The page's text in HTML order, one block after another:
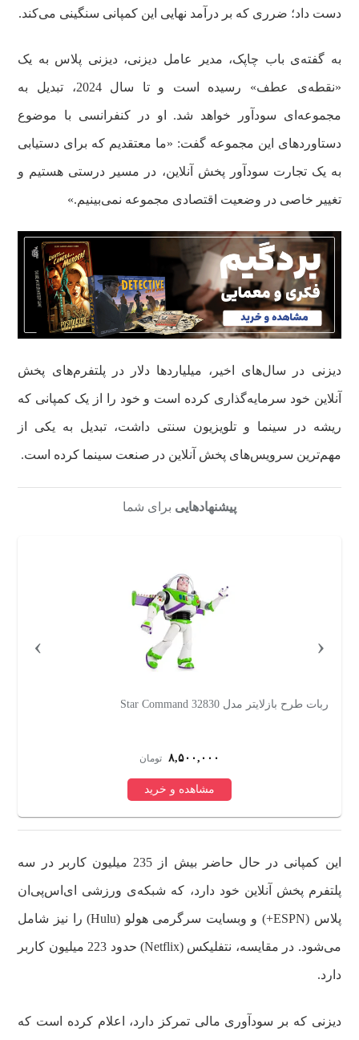
دست داد؛ ضرری که بر درآمد نهایی این کمپانی سنگینی می‌کند.
به گفته‌ی باب چاپک، مدیر عامل دیزنی، دیزنی پلاس به یک
«نقطه‌ی عطف» رسیده است و تا سال 2024، تبدیل به
مجموعه‌ای سودآور خواهد شد. او در کنفرانسی با موضوع
دستاوردهای این مجموعه گفت: «ما معتقدیم که برای دستیابی
به یک تجارت سودآور پخش آنلاین، در مسیر درستی هستیم و
تغییر خاصی در وضعیت اقتصادی مجموعه نمی‌بینیم.»
دیزنی در سال‌های اخیر، میلیاردها دلار در پلتفرم‌های پخش
آنلاین خود سرمایه‌گذاری کرده است و خود را از یک کمپانی که
ریشه در سینما و تلویزیون سنتی داشت، تبدیل به یکی از
مهم‌ترین سرویس‌های پخش آنلاین در صنعت سینما کرده است.
پیشنهادهایی برای شما
ربات طرح بازلایتر مدل 32830 Star Command
۸,۵۰۰,۰۰۰ تومان
مشاهده و خرید
‹
›
این کمپانی در حال حاضر بیش از 235 میلیون کاربر در سه
پلتفرم پخش آنلاین خود دارد، که شبکه‌ی ورزشی ای‌اس‌پی‌ان
پلاس (ESPN+) و وبسایت سرگرمی هولو (Hulu) را نیز شامل
می‌شود. در مقایسه، نتفلیکس (Netflix) حدود 223 میلیون کاربر
دارد.
دیزنی که بر سودآوری مالی تمرکز دارد، اعلام کرده است که